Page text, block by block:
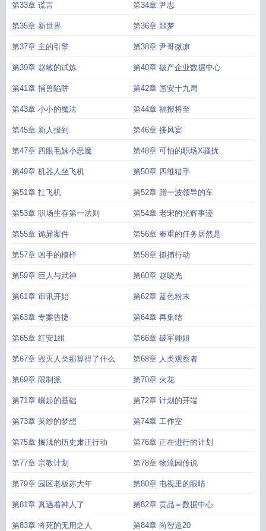
第33章 谎言 第34章 尹志
第35章 新世界 第36章 噩梦
第37章 主的引擎 第38章 尹哥微凉
第39章 赵敏的试炼 第40章 破产企业数据中心
第41章 捕兽陷阱 第42章 国安十九局
第43章 小小的魔法 第44章 福报将至
第45章 新人报到 第46章 接风宴
第47章 四眼毛妹小恶魔 第48章 可怕的职场X骚扰
第49章 机器人坐飞机 第50章 四维猎手
第51章 扛飞机 第52章 蹭一波领导的车
第53章 职场生存第一法则 第54章 老宋的光辉事迹
第55章 诡异案件 第56章 秦重的任务居然是
第57章 凶手的模样 第58章 抓捕行动
第59章 巨人与武神 第60章 赵晓光
第61章 审讯开始 第62章 蓝色粉末
第63章 专案告捷 第64章 再集结
第65章 红安1组 第66章 破军师姐
第67章 毁灭人类那算得了什么 第68章 人类观察者
第69章 限制派 第70章 火花
第71章 崛起的基础 第72章 计划的开端
第73章 莱纱的梦想 第74章 工作室
第75章 搁浅的历史肃正行动 第76章 正在进行的计划
第77章 宗教计划 第78章 物流园传说
第79章 园区老板苏大年 第80章 电视里的眼睛
第81章 真遇着神人了 第82章 贡品＝数据中心
第83章 将死的无用之人 第84章 尚智道20